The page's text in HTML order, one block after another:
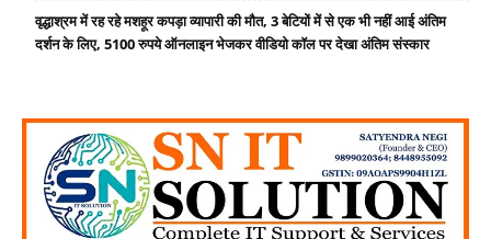
वृद्धाश्रम में रह रहे मशहूर कपड़ा व्यापारी की मौत, 3 बेटियों में से एक भी नहीं आई अंतिम
दर्शन के लिए, 5100 रुपये ऑनलाइन भेजकर वीडियो कॉल पर देखा अंतिम संस्कार